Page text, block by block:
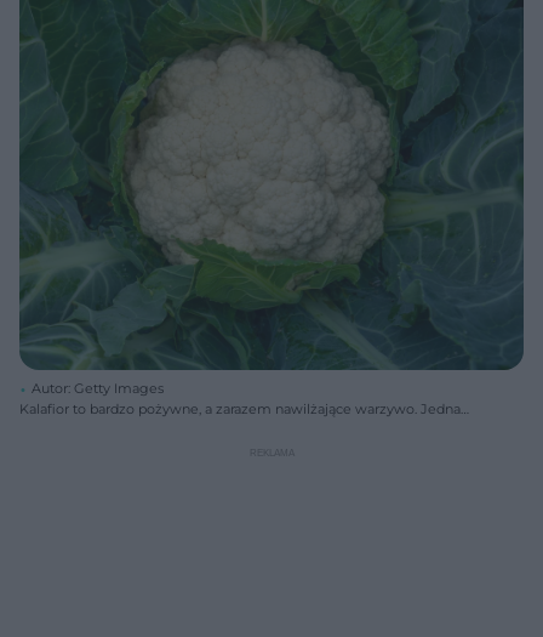
Autor: Getty Images
Kalafior to bardzo pożywne, a zarazem nawilżające warzywo. Jedna
oraz 3 gramy błonnika zmniejszającego apetyt.